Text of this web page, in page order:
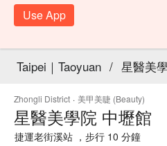
Use App
Taipei｜Taoyuan / 星醫美
Zhongli District · 美甲美睫 (Beauty)
星醫美學院 中壢館
捷運老街溪站 ，步行 10 分鐘